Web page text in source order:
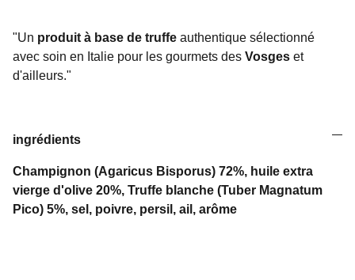
"Un produit à base de truffe authentique sélectionné
avec soin en Italie pour les gourmets des Vosges et
d'ailleurs."
ingrédients
Champignon (Agaricus Bisporus) 72%, huile extra
vierge d'olive 20%, Truffe blanche (Tuber Magnatum
Pico) 5%, sel, poivre, persil, ail, arôme